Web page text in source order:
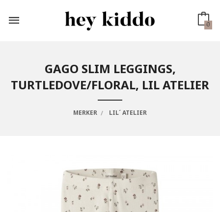
innholdet
0
GAGO SLIM LEGGINGS,
TURTLEDOVE/FLORAL, LIL ATELIER
MERKER LIL´ ATELIER